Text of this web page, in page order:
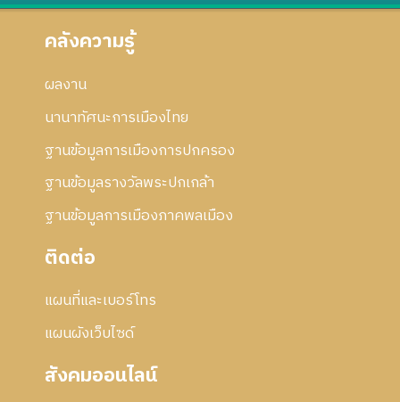
คลังความรู้
ผลงาน
นานาทัศนะการเมืองไทย
ฐานข้อมูลการเมืองการปกครอง
ฐานข้อมูลรางวัลพระปกเกล้า
ฐานข้อมูลการเมืองภาคพลเมือง
ติดต่อ
แผนที่และเบอร์โทร
แผนผังเว็บไซด์
สังคมออนไลน์